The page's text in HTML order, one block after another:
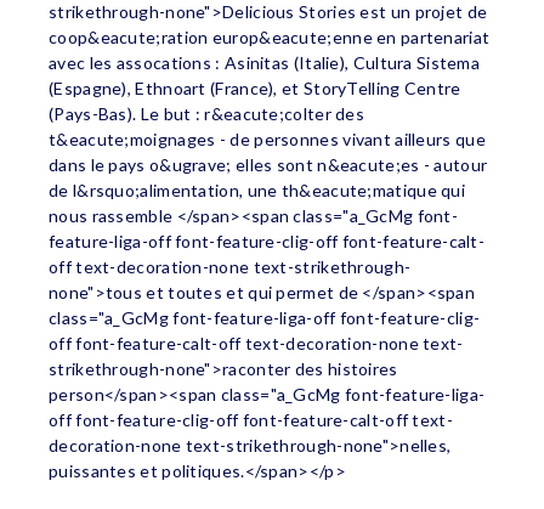
strikethrough-none">Delicious Stories est un projet de
coop&eacute;ration europ&eacute;enne en partenariat
avec les assocations : Asinitas (Italie), Cultura Sistema
(Espagne), Ethnoart (France), et StoryTelling Centre
(Pays-Bas). Le but : r&eacute;colter des
t&eacute;moignages - de personnes vivant ailleurs que
dans le pays o&ugrave; elles sont n&eacute;es - autour
de l&rsquo;alimentation, une th&eacute;matique qui
nous rassemble </span><span class="a_GcMg font-
feature-liga-off font-feature-clig-off font-feature-calt-
off text-decoration-none text-strikethrough-
none">tous et toutes et qui permet de </span><span
class="a_GcMg font-feature-liga-off font-feature-clig-
off font-feature-calt-off text-decoration-none text-
strikethrough-none">raconter des histoires
person</span><span class="a_GcMg font-feature-liga-
off font-feature-clig-off font-feature-calt-off text-
decoration-none text-strikethrough-none">nelles,
puissantes et politiques.</span></p>